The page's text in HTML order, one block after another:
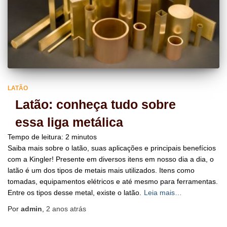
LATÃO
Latão: conheça tudo sobre
essa liga metálica
Tempo de leitura: 2 minutos
Saiba mais sobre o latão, suas aplicações e principais benefícios
com a Kingler! Presente em diversos itens em nosso dia a dia, o
latão é um dos tipos de metais mais utilizados. Itens como
tomadas, equipamentos elétricos e até mesmo para ferramentas.
Entre os tipos desse metal, existe o latão.
Leia mais…
Por admin 2 anos atrás